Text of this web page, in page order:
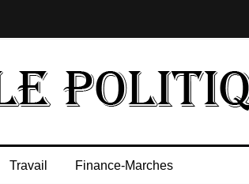
Travail Finance-Marches